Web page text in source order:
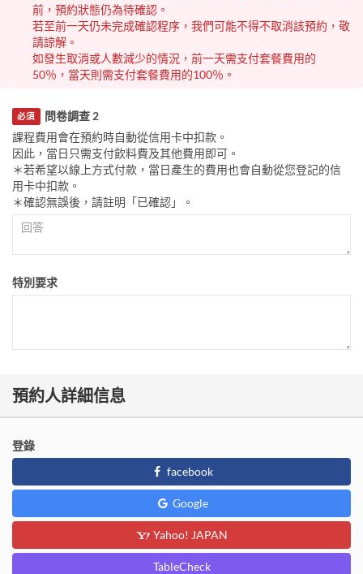
前，預約狀態仍為待確認。
若至前一天仍未完成確認程序，我們可能不得不取消該預約，敬
請諒解。
如發生取消或人數減少的情況，前一天需支付套餐費用的
50％，當天則需支付套餐費用的100％。
問卷調查 2
必須
課程費用會在預約時自動從信用卡中扣款。
因此，當日只需支付飲料費及其他費用即可。
＊若希望以線上方式付款，當日產生的費用也會自動從您登記的信
用卡中扣款。
＊確認無誤後，請註明「已確認」。
特別要求
預約人詳細信息
登錄
facebook
Google
Yahoo! JAPAN
TableCheck